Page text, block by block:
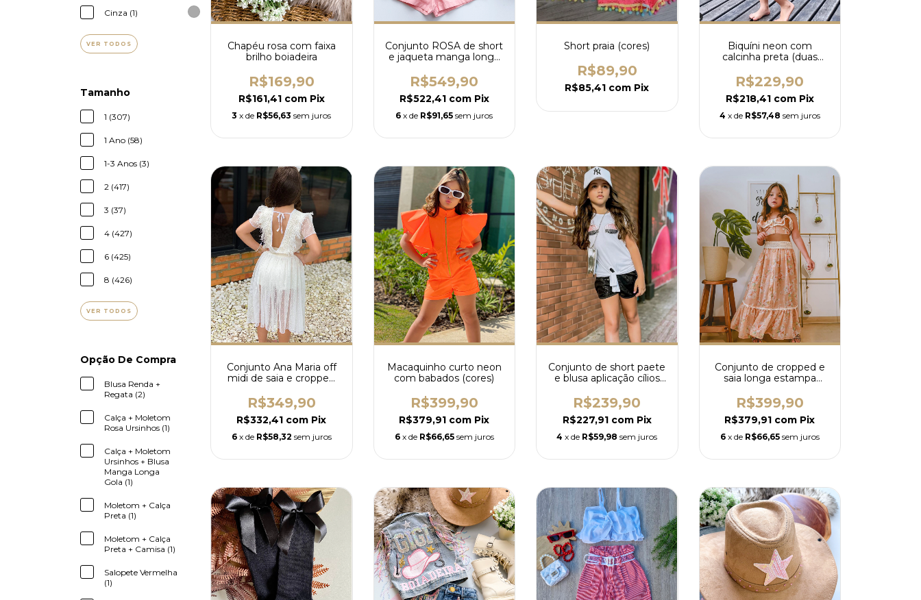
Cinza (1)
VER TODOS
Tamanho
1 (307)
1 Ano (58)
1-3 Anos (3)
2 (417)
3 (37)
4 (427)
6 (425)
8 (426)
VER TODOS
Opção De Compra
Blusa Renda +
Regata (2)
Calça + Moletom
Rosa Ursinhos (1)
Calça + Moletom
Ursinhos + Blusa
Manga Longa
Gola (1)
Moletom + Calça
Preta (1)
Moletom + Calça
Preta + Camisa (1)
Salopete Vermelha
(1)
Chapéu rosa com faixa
brilho boiadeira
R$169,90
R$161,41 com Pix
3 x de R$56,63 sem juros
Conjunto ROSA de short
e jaqueta manga longa
R$549,90
R$522,41 com Pix
6 x de R$91,65 sem juros
Short praia (cores)
R$89,90
R$85,41 com Pix
Biquíni neon com
calcinha preta (duas
R$229,90
R$218,41 com Pix
4 x de R$57,48 sem juros
Conjunto Ana Maria off
midi de saia e cropped
R$349,90
R$332,41 com Pix
6 x de R$58,32 sem juros
Macaquinho curto neon
com babados (cores)
R$399,90
R$379,91 com Pix
6 x de R$66,65 sem juros
Conjunto de short paete
e blusa aplicação cílios
R$239,90
R$227,91 com Pix
4 x de R$59,98 sem juros
Conjunto de cropped e
saia longa estampa
R$399,90
R$379,91 com Pix
6 x de R$66,65 sem juros